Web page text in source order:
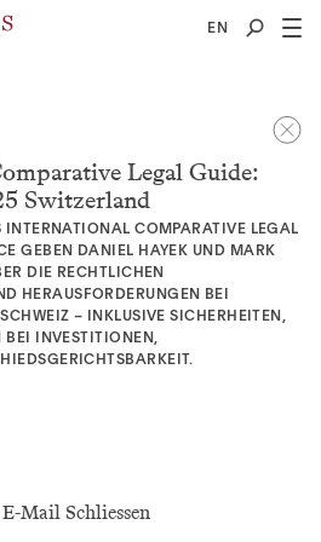
EN
Legal Guide:
Switzerland
INTERNATIONAL COMPARATIVE LEGAL
GEBEN DANIEL HAYEK UND MARK
DIE RECHTLICHEN
HERAUSFORDERUNGEN BEI
– INKLUSIVE SICHERHEITEN,
BEI INVESTITIONEN,
E-MailSchliessen